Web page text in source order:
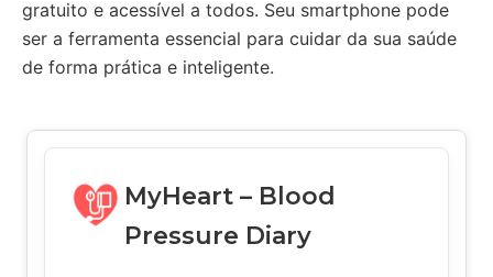
gratuito e acessível a todos. Seu smartphone pode
ser a ferramenta essencial para cuidar da sua saúde
de forma prática e inteligente.
MyHeart – Blood
Pressure Diary